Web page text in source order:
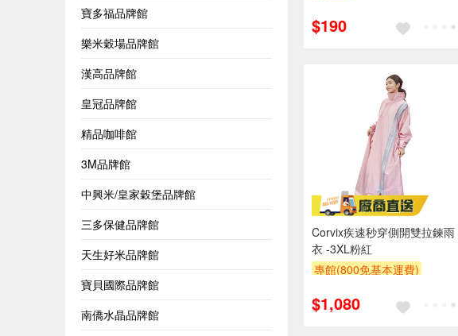
寶多福品牌館
樂米穀場品牌館
漢高品牌館
皇冠品牌館
精品咖啡館
3M品牌館
中興米/皇家穀堡品牌館
三多保健品牌館
天生好米品牌館
寶貝國際品牌館
南僑水晶品牌館
$190
Corvix疾速秒穿側開雙拉鍊雨
衣 -3XL粉紅
專館(800免基本運費)
$1,080